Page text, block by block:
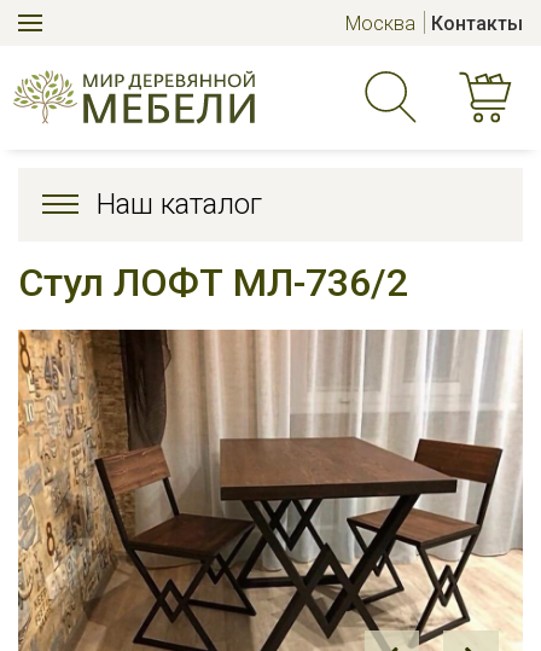
Москва Контакты
Наш каталог
Стул ЛОФТ МЛ-736/2